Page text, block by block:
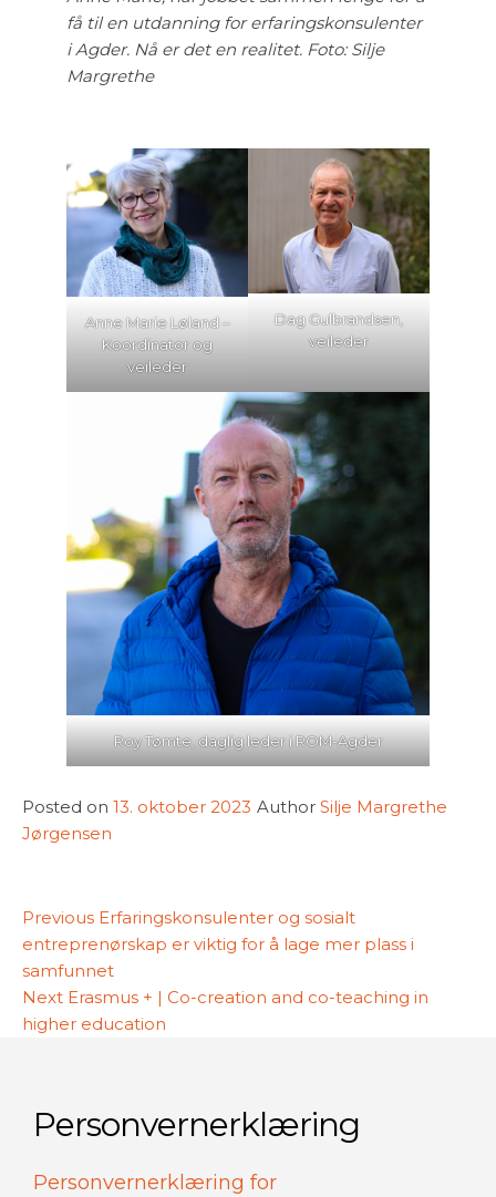
få til en utdanning for erfaringskonsulenter
i Agder. Nå er det en realitet. Foto: Silje
Margrethe
Anne Marie Løland –
Koordinator og
veileder
Dag Gulbrandsen,
veileder
Roy Tømte, daglig leder i ROM-Agder
Posted on 13. oktober 2023 Author Silje Margrethe
Jørgensen
Innleggsnavigasjon
Previous Previous
post:
Erfaringskonsulenter og sosialt
entreprenørskap er viktig for å lage mer plass i
samfunnet
Next Next
post:
Erasmus + | Co-creation and co-teaching in
higher education
Personvernerklæring
Personvernerklæring for